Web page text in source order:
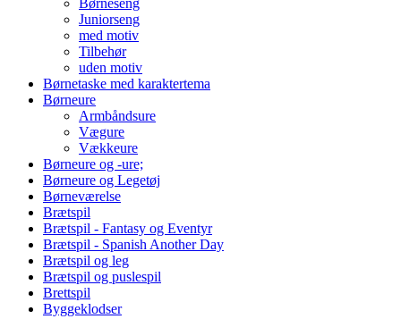
Juniorseng
med motiv
Tilbehør
uden motiv
Børnetaske med karaktertema
Børneure
Armbåndsure
Vægure
Vækkeure
Børneure og -ure;
Børneure og Legetøj
Børneværelse
Brætspil
Brætspil - Fantasy og Eventyr
Brætspil - Spanish Another Day
Brætspil og leg
Brætspil og puslespil
Brettspil
Byggeklodser